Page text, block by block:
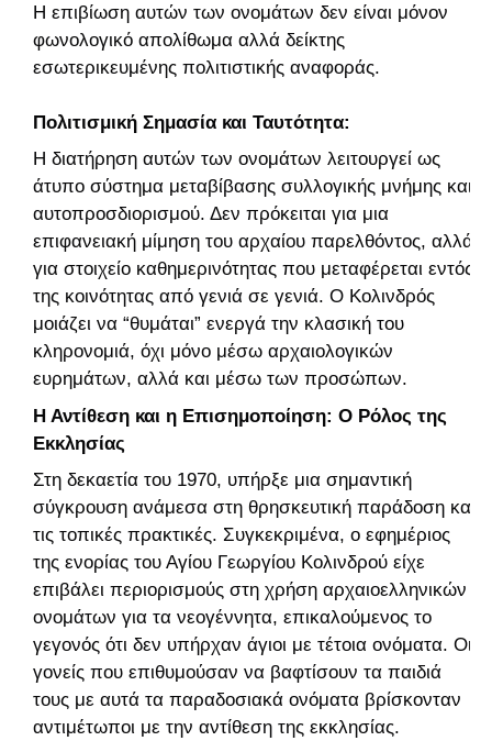
Η επιβίωση αυτών των ονομάτων δεν είναι μόνον
φωνολογικό απολίθωμα αλλά δείκτης
εσωτερικευμένης πολιτιστικής αναφοράς.
Πολιτισμική Σημασία και Ταυτότητα:
Η διατήρηση αυτών των ονομάτων λειτουργεί ως
άτυπο σύστημα μεταβίβασης συλλογικής μνήμης και
αυτοπροσδιορισμού. Δεν πρόκειται για μια
επιφανειακή μίμηση του αρχαίου παρελθόντος, αλλά
για στοιχείο καθημερινότητας που μεταφέρεται εντός
της κοινότητας από γενιά σε γενιά. Ο Κολινδρός
μοιάζει να “θυμάται” ενεργά την κλασική του
κληρονομιά, όχι μόνο μέσω αρχαιολογικών
ευρημάτων, αλλά και μέσω των προσώπων.
Η Αντίθεση και η Επισημοποίηση: Ο Ρόλος της
Εκκλησίας
Στη δεκαετία του 1970, υπήρξε μια σημαντική
σύγκρουση ανάμεσα στη θρησκευτική παράδοση και
τις τοπικές πρακτικές. Συγκεκριμένα, ο εφημέριος
της ενορίας του Αγίου Γεωργίου Κολινδρού είχε
επιβάλει περιορισμούς στη χρήση αρχαιοελληνικών
ονομάτων για τα νεογέννητα, επικαλούμενος το
γεγονός ότι δεν υπήρχαν άγιοι με τέτοια ονόματα. Οι
γονείς που επιθυμούσαν να βαφτίσουν τα παιδιά
τους με αυτά τα παραδοσιακά ονόματα βρίσκονταν
αντιμέτωποι με την αντίθεση της εκκλησίας.